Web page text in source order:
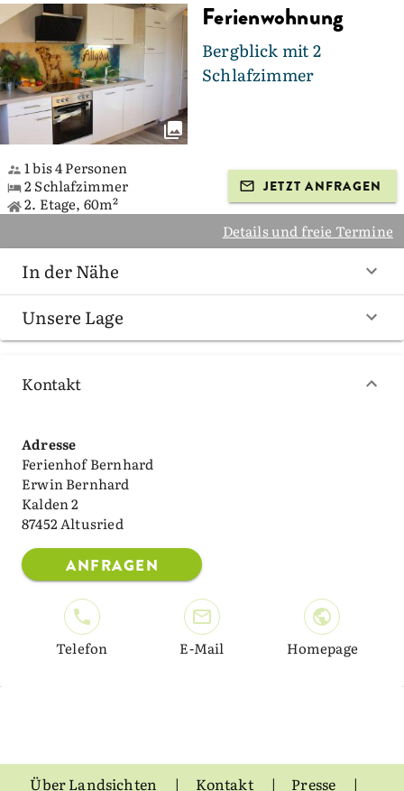
Ferienwohnung
Bergblick mit 2
Schlafzimmer
1 bis 4 Personen
2 Schlafzimmer
2. Etage, 60m²
JETZT ANFRAGEN
Details und freie Termine
In der Nähe
Unsere Lage
Kontakt
Adresse
Ferienhof Bernhard
Erwin Bernhard
Kalden 2
87452 Altusried
ANFRAGEN
Telefon E-Mail Homepage
Über Landsichten Kontakt Presse